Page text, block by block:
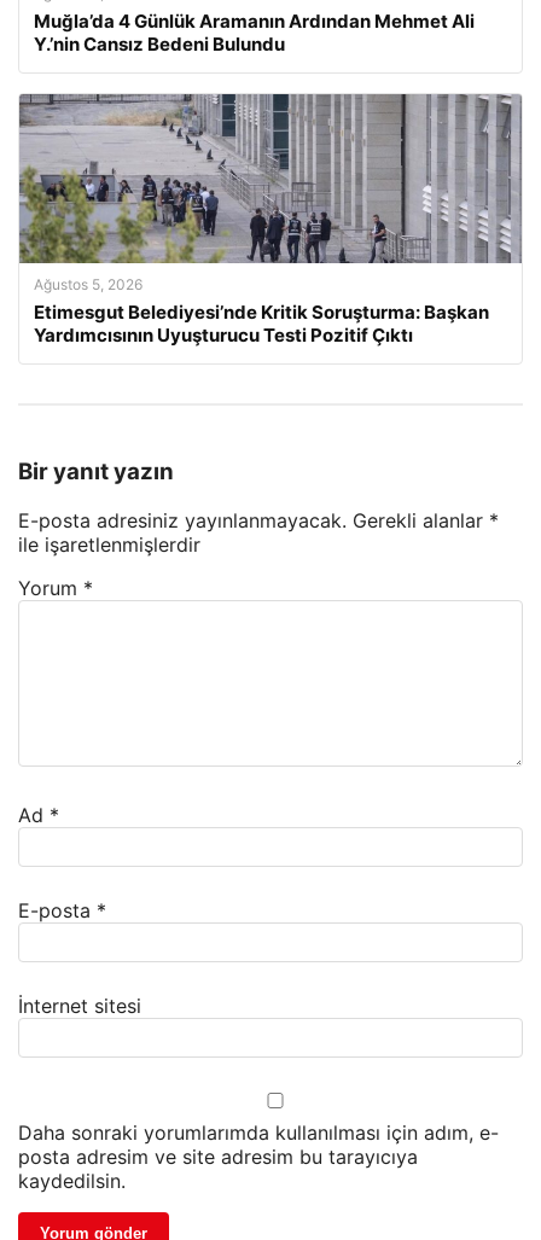
Muğla’da 4 Günlük Aramanın Ardından Mehmet Ali
Y.’nin Cansız Bedeni Bulundu
Ağustos 5, 2026
Etimesgut Belediyesi’nde Kritik Soruşturma: Başkan
Yardımcısının Uyuşturucu Testi Pozitif Çıktı
Bir yanıt yazın
E-posta adresiniz yayınlanmayacak. Gerekli alanlar *
ile işaretlenmişlerdir
Yorum *
Ad *
E-posta *
İnternet sitesi
Daha sonraki yorumlarımda kullanılması için adım, e-
posta adresim ve site adresim bu tarayıcıya
kaydedilsin.